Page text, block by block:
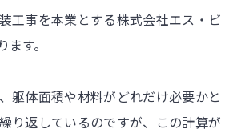
工事を本業とする株式会社エス・ビ
す。
躯体面積や材料がどれだけ必要かと
り返しているのですが、この計算が